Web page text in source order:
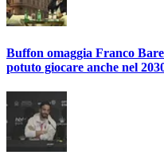
Buffon omaggia Franco
potuto giocare anche nel